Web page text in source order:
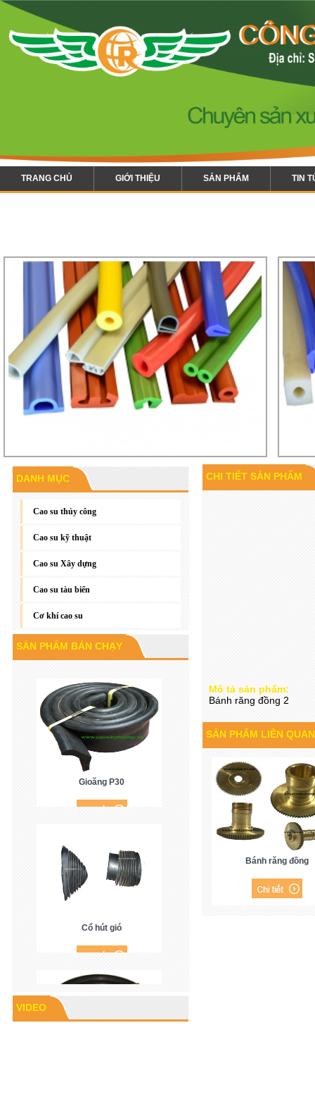
TRANG CHỦ GIỚI THIỆU SẢN PHẨM TIN
DANH MỤC
Cao su thủy công
Cao su kỹ thuật
Cao su Xây dựng
Cao su tàu biển
Cơ khí cao su
SẢN PHẨM BÁN CHẠY
Gioăng đáy, gioăng phẳng
Cao su P60
Gioăng P30
Cổ hút gió
VIDEO
CHI TIẾT SẢN PHẨM
Mô tả sản phẩm:
Bánh răng đồng 2
SẢN PHẨM LIÊN
Bánh răng đồng